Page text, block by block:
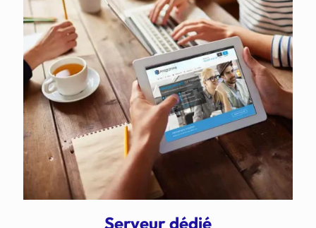
Serveur dédié